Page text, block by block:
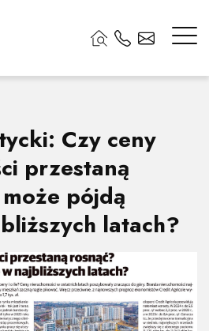
Czy ceny
przestaną
pójdą
latach?